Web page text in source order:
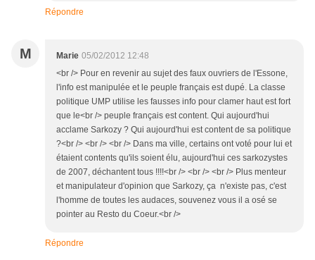
Répondre
M Marie 05/02/2012 12:48
<br /> Pour en revenir au sujet des faux ouvriers de l'Essone,
l'info est manipulée et le peuple français est dupé. La classe
politique UMP utilise les fausses info pour clamer haut est fort
que le<br /> peuple français est content. Qui aujourd'hui
acclame Sarkozy ? Qui aujourd'hui est content de sa politique
?<br /> <br /> <br /> Dans ma ville, certains ont voté pour lui et
étaient contents qu'ils soient élu, aujourd'hui ces sarkozystes
de 2007, déchantent tous !!!!<br /> <br /> <br /> Plus menteur
et manipulateur d'opinion que Sarkozy, ça n'existe pas, c'est
l'homme de toutes les audaces, souvenez vous il a osé se
pointer au Resto du Coeur.<br />
Répondre